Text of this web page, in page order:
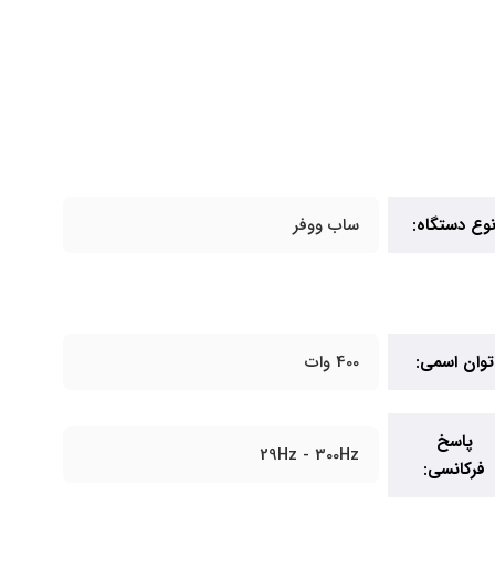
نوع دستگاه: ساب ووفر
توان اسمی: 400 وات
پاسخ
فرکانسی:
29Hz - 300Hz